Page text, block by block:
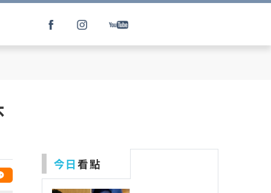
今日看點